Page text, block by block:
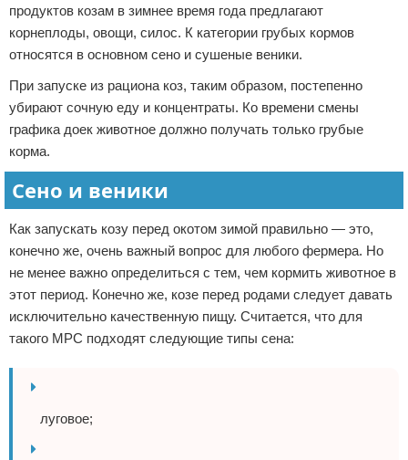
продуктов козам в зимнее время года предлагают
корнеплоды, овощи, силос. К категории грубых кормов
относятся в основном сено и сушеные веники.
При запуске из рациона коз, таким образом, постепенно
убирают сочную еду и концентраты. Ко времени смены
графика доек животное должно получать только грубые
корма.
Сено и веники
Как запускать козу перед окотом зимой правильно — это,
конечно же, очень важный вопрос для любого фермера. Но
не менее важно определиться с тем, чем кормить животное в
этот период. Конечно же, козе перед родами следует давать
исключительно качественную пищу. Считается, что для
такого МРС подходят следующие типы сена:
луговое;